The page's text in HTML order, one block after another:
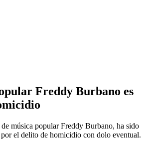
Freddy Burbano es
música popular Freddy Burbano, ha sido
el delito de homicidio con dolo eventual.